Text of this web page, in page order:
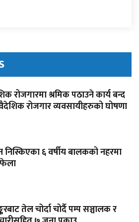
रोजगारमा श्रमिक पठाउने कार्य बन्द
रोजगार व्यवसायीहरुको घोषणा
६ वर्षीय बालकको नहरमा
तेल चोर्दा चोर्दै पम्प सञ्चालक र